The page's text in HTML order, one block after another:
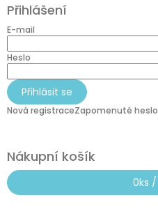
p
a
Přihlášení
E-mail
Heslo
Přihlásit se
Nová registraceZapomenuté heslo
Nákupní košík
0ks /